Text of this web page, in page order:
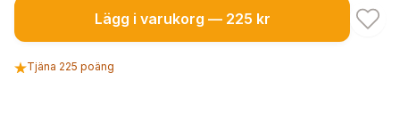
Lägg i varukorg — 225 kr
Tjäna 225 poäng